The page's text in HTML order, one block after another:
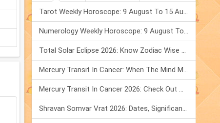
Tarot Weekly Horoscope: 9 August To 15 August, 2026
Numerology Weekly Horoscope: 9 August To 15 August, 2026
Total Solar Eclipse 2026: Know Zodiac Wise Prediction
Mercury Transit In Cancer: When The Mind Meets The Heart!
Mercury Transit In Cancer 2026: Check Out What It Brings For You
Shravan Somvar Vrat 2026: Dates, Significance & Rituals In August